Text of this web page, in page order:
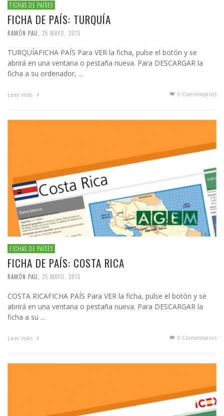
FICHAS DE PAÍSES
FICHA DE PAÍS: TURQUÍA
RAMÓN PAU 25 MAYO, 2015
TURQUÍAFICHA PAÍS Para VER la ficha, pulse el botón y se
abrirá en una ventana o pestaña nueva. Para DESCARGAR la
ficha a su ordenador, ...
Leer más 0 Comentarios
FICHAS DE PAÍSES
FICHA DE PAÍS: COSTA RICA
RAMÓN PAU 25 MAYO, 2015
COSTA RICAFICHA PAÍS Para VER la ficha, pulse el botón y se
abrirá en una ventana o pestaña nueva. Para DESCARGAR la
ficha a su ...
Leer más 0 Comentarios